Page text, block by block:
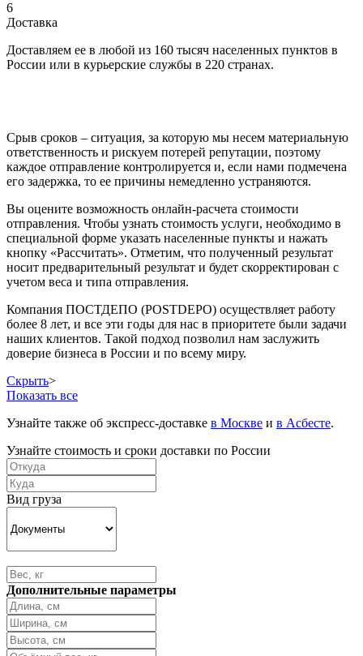
6
Доставка
Доставляем ее в любой из 160 тысяч населенных пунктов в
России или в курьерские службы в 220 странах.
Срыв сроков – ситуация, за которую мы несем материальную
ответственность и рискуем потерей репутации, поэтому
каждое отправление контролируется и, если нами подмечена
его задержка, то ее причины немедленно устраняются.
Вы оцените возможность онлайн-расчета стоимости
отправления. Чтобы узнать стоимость услуги, необходимо в
специальной форме указать населенные пункты и нажать
кнопку «Рассчитать». Отметим, что полученный результат
носит предварительный результат и будет скорректирован с
учетом веса и типа отправления.
Компания ПОСТДЕПО (POSTDEPO) осуществляет работу
более 8 лет, и все эти годы для нас в приоритете были задачи
наших клиентов. Такой подход позволил нам заслужить
доверие бизнеса в России и по всему миру.
Скрыть>
Показать все
Узнайте также об экспресс-доставке в Москве и в Асбесте.
Узнайте стоимость и сроки доставки по России
Вид груза
Дополнительные параметры